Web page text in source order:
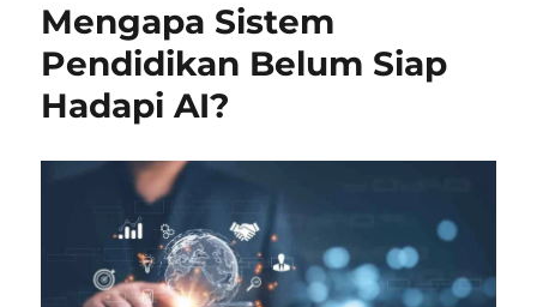
Mengapa Sistem
Pendidikan Belum Siap
Hadapi AI?